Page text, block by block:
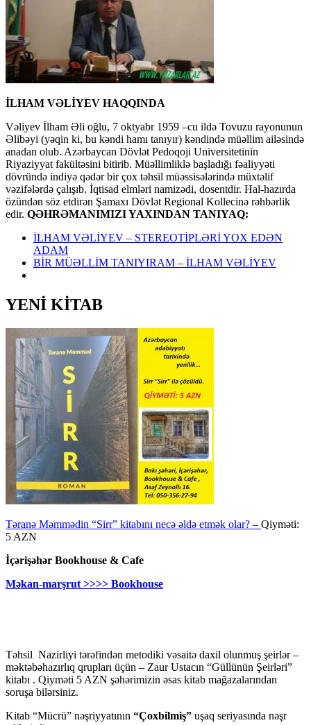
İLHAM VƏLİYEV HAQQINDA
Vəliyev İlham Əli oğlu, 7 oktyabr 1959 –cu ildə Tovuzu rayonunun
Əlibəyi (yəqin ki, bu kəndi hamı tanıyır) kəndində müəllim ailəsində
anadan olub. Azərbaycan Dövlət Pedoqoji Universitetinin
Riyaziyyat fakültəsini bitirib. Müəllimliklə başladığı fəaliyyəti
dövründə indiyə qədər bir çox təhsil müəssisələrində müxtəlif
vəzifələrdə çalışıb. İqtisad elmləri namizədi, dosentdir. Hal-hazırda
özündən söz etdirən Şamaxı Dövlət Regional Kollecinə rəhbərlik
edir. QƏHRƏMANIMIZI YAXINDAN TANIYAQ:
İLHAM VƏLİYEV – STEREOTİPLƏRİ YOX EDƏN
ADAM
BİR MÜƏLLİM TANIYIRAM – İLHAM VƏLİYEV
YENİ KİTAB
Təranə Məmmədin “Sirr” kitabını necə əldə etmək olar? – Qiyməti:
5 AZN
İçərişəhər Bookhouse & Cafe
Məkan-marşrut >>>> Bookhouse
Təhsil Nazirliyi tərəfindən metodiki vəsaitə daxil olunmuş şeirlər –
məktəbəhazırlıq qrupları üçün – Zaur Ustacın “Güllünün Şeirləri”
kitabı . Qiyməti 5 AZN şəhərimizin əsas kitab mağazalarından
soruşa bilərsiniz.
Kitab “Mücrü” nəşriyyatının “Çoxbilmiş” uşaq seriyasında nəşr